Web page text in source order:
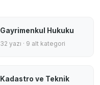
Gayrimenkul Hukuku
32 yazı · 9 alt kategori
Kadastro ve Teknik